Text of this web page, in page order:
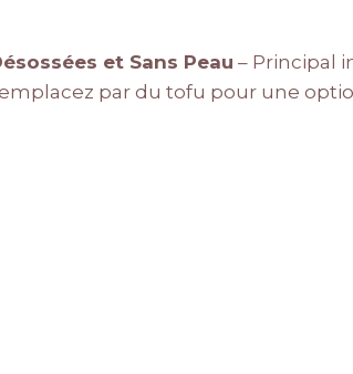
et Sans Peau – Principal
par du tofu pour une